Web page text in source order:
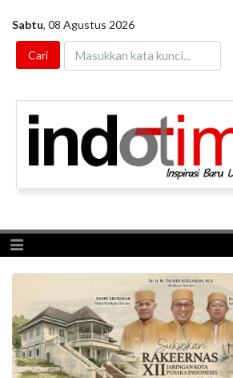
Sabtu, 08 Agustus 2026
Toggle navigation